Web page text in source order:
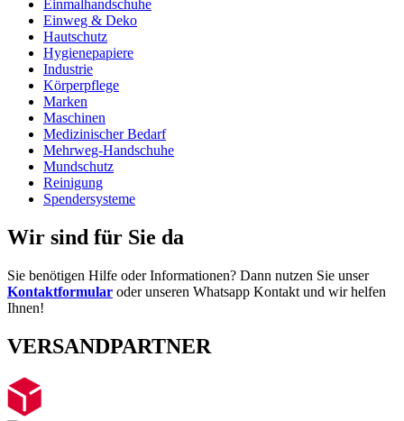
Einmalhandschuhe
Einweg & Deko
Hautschutz
Hygienepapiere
Industrie
Körperpflege
Marken
Maschinen
Medizinischer Bedarf
Mehrweg-Handschuhe
Mundschutz
Reinigung
Spendersysteme
Wir sind für Sie da
Sie benötigen Hilfe oder Informationen? Dann nutzen Sie unser
Kontaktformular oder unseren Whatsapp Kontakt und wir helfen
Ihnen!
VERSANDPARTNER